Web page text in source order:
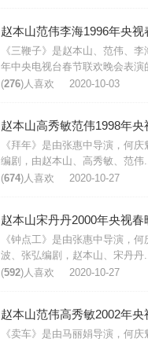
《三鞭子》是赵本山、范伟、李
年中央电视台春节联欢晚会表演
(276)人喜欢 2020-10-03
《拜年》是由张惠中导演，何
编剧，由赵本山、高秀敏、范伟...
(674)人喜欢 2020-10-27
《钟点工》是由张惠中导演，何
波、张弘编剧，赵本山、宋丹丹...
(592)人喜欢 2020-10-27
《卖车》是由马丽娟导演，何庆